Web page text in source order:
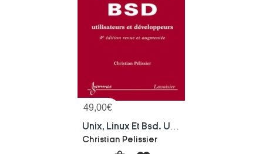
49,00€
Christian Pelissier